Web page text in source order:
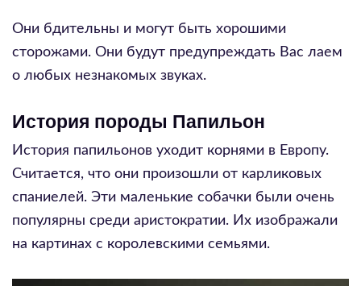
Они бдительны и могут быть хорошими
сторожами. Они будут предупреждать Вас лаем
о любых незнакомых звуках.
История породы Папильон
История папильонов уходит корнями в Европу.
Считается, что они произошли от карликовых
спаниелей. Эти маленькие собачки были очень
популярны среди аристократии. Их изображали
на картинах с королевскими семьями.